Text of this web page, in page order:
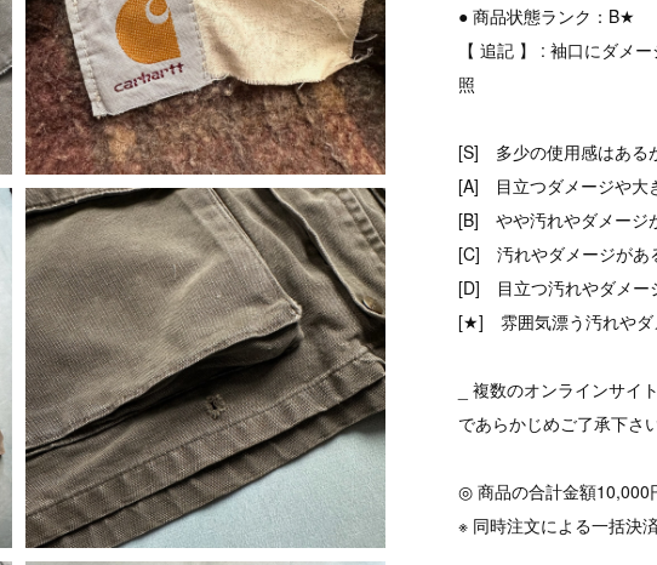
● 商品状態ランク：B★
【 追記 】 : 袖口にダメ
照
[S] 多少の使用感はある
[A] 目立つダメージや大
[B] やや汚れやダメージ
[C] 汚れやダメージがあ
[D] 目立つ汚れやダメー
[★] 雰囲気漂う汚れやダ
_ 複数のオンラインサ
であらかじめご了承下さい
◎ 商品の合計金額10,000
※ 同時注文による一括決